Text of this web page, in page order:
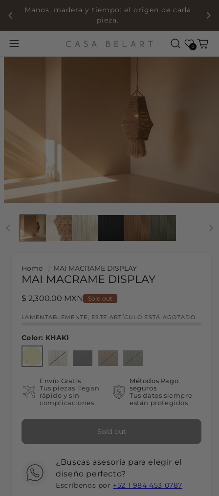
Manos, madera y tiempo: el origen de cada
pieza.
Wishlist
0Cart
Home MAI MACRAME DISPLAY
MAI MACRAME DISPLAY
Regular price
$ 2,300.00 MXN Sold out
LAMENTABLEMENTE, ESTE ARTÍCULO ESTÁ AGOTADO.
Color: KHAKI
KHAKI
Variant sold out or unavailable
BONE
Variant sold out or unavailable
Variant sold out or unavailable
OLD GOLD
Variant sold out or unavailable
Envío Gratis
Tus piezas llegan
rápido y sin
complicaciones
Métodos Pago
seguros
Tus datos siempre
están protegidos
Sold out
¿Buscas asesoría para elegir el
diseño perfecto?
Escríbenos por +52 1 984 453 0787